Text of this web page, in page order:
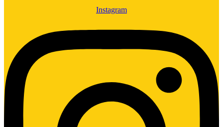
Instagram